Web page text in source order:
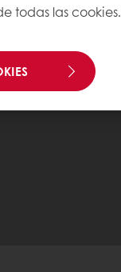
todas las cookies.